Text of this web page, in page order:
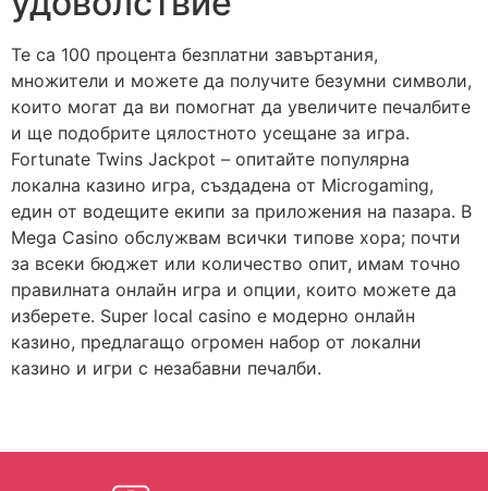
Те са 100 процента безплатни завъртания,
множители и можете да получите безумни символи,
които могат да ви помогнат да увеличите печалбите
и ще подобрите цялостното усещане за игра.
Fortunate Twins Jackpot – опитайте популярна
локална казино игра, създадена от Microgaming,
един от водещите екипи за приложения на пазара. В
Mega Casino обслужвам всички типове хора; почти
за всеки бюджет или количество опит, имам точно
правилната онлайн игра и опции, които можете да
изберете. Super local casino е модерно онлайн
казино, предлагащо огромен набор от локални
казино и игри с незабавни печалби.